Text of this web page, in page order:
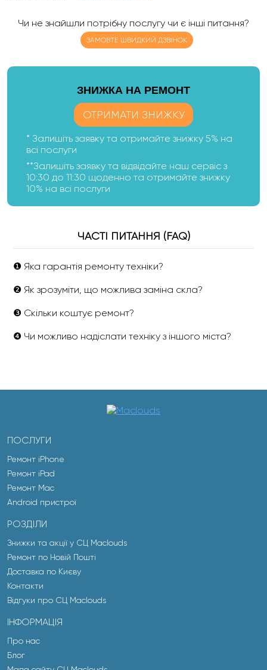
Чи не знайшли потрібну послугу чи є інші питання?
ЗАМОВТЕ ШВИДКИЙ ДЗВІНОК
ЗНИЖКА НА РЕМОНТ
ОТРИМАТИ ЗНИЖКУ
* Залишіть заявку та отримайте знижку 5% на
всі послуги
**Залишіть заявку та відвідайте наш сервіс з
10:30 до 11:30 щоденно та отримайте знижку
10% на всі послуги
ЧАСТІ ПИТАННЯ (FAQ)
❶ Яка гарантія ремонту техніки?
❷ Як зрозуміти, що можлива заміна скла?
❸ Скільки коштує ремонт?
❹ Чи можливо надіслати техніку з іншого міста?
ПОСЛУГИ
Ремонт iPhone
Ремонт iPad
Ремонт Mac
Android пристрої
РОЗДІЛИ
Знижки та акції у СЦ Maclouds
Ремонт по Новій Пошті
Доставка по Києву
Контакти
Відгуки про СЦ Maclouds
ІНФОРМАЦІЯ
Про нас
Блог